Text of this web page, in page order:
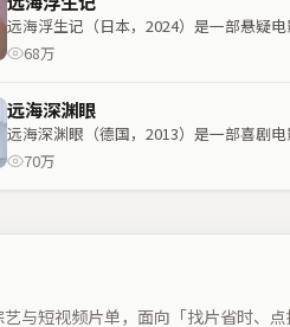
远海浮生记（日本，2024）是一部悬疑
68万
远海深渊眼
远海深渊眼（德国，2013）是一部喜剧
70万
与短视频片单，面向「找片省时、